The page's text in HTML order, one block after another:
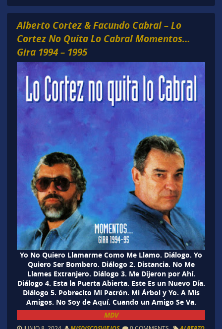
Alberto Cortez & Facundo Cabral – Lo
Cortez No Quita Lo Cabral Momentos…
Gira 1994 – 1995
Yo No Quiero Llamarme Como Me Llamo. Diálogo. Yo
Quiero Ser Bombero. Diálogo 2. Distancia. No Me
Llames Extranjero. Diálogo 3. Me Dijeron por Ahí.
Diálogo 4. Esta la Puerta Abierta. Este Es un Nuevo Día.
Diálogo 5. Pobrecito Mi Patrón. Mi Árbol y Yo. A Mis
Amigos. No Soy de Aquí. Cuando un Amigo Se Va.
MDV